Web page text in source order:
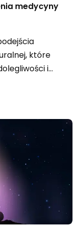
medycyny
które
i
a ich
i